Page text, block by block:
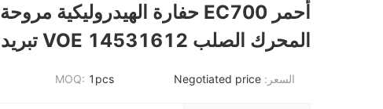
أحمر EC700 حفارة الهيدروليكية مروحة
المحرك الصلب VOE 14531612 تبريد النفط
السعر: Negotiated price
MOQ: 1pcs